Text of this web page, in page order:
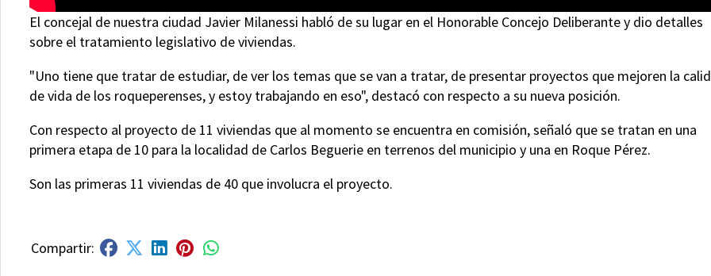
El concejal de nuestra ciudad Javier Milanessi habló de su lugar en el Honorable Concejo Deliberante y dio detalles
sobre el tratamiento legislativo de viviendas.
"Uno tiene que tratar de estudiar, de ver los temas que se van a tratar, de presentar proyectos que mejoren la
de vida de los roqueperenses, y estoy trabajando en eso", destacó con respecto a su nueva posición.
Con respecto al proyecto de 11 viviendas que al momento se encuentra en comisión, señaló que se tratan en una
primera etapa de 10 para la localidad de Carlos Beguerie en terrenos del municipio y una en Roque Pérez.
Son las primeras 11 viviendas de 40 que involucra el proyecto.